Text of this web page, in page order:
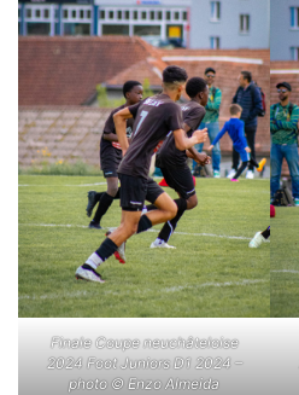
Finale Coupe neuchâteloise
2024 Foot Juniors D1 2024 –
photo © Enzo Almeida